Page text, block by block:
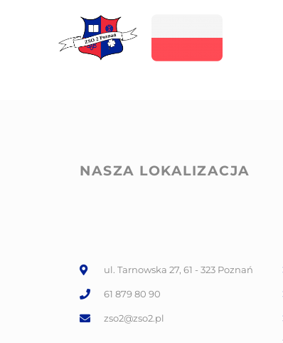
NASZA LOKALIZACJA
ul. Tarnowska 27, 61 - 323 Poznań
61 879 80 90
zso2@zso2.pl